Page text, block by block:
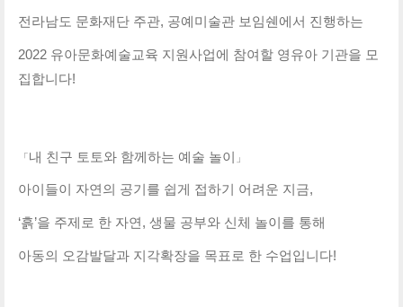
전라남도 문화재단 주관, 공예미술관 보임쉔에서 진행하는
2022 유아문화예술교육 지원사업에 참여할 영유아 기관을 모
집합니다!
「 내 친구 토토와 함께하는 예술 놀이 」
아이들이 자연의 공기를 쉽게 접하기 어려운 지금,
‘흙’을 주제로 한 자연, 생물 공부와 신체 놀이를 통해
아동의 오감발달과 지각확장을 목표로 한 수업입니다!